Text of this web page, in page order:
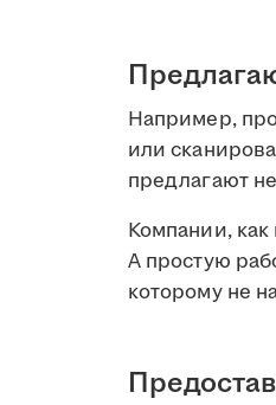
Например,
или
предлагают
Компании,
А простую
которому не